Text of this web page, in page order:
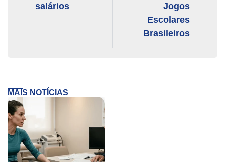
salários
Jogos
Escolares
Brasileiros
MAIS NOTÍCIAS